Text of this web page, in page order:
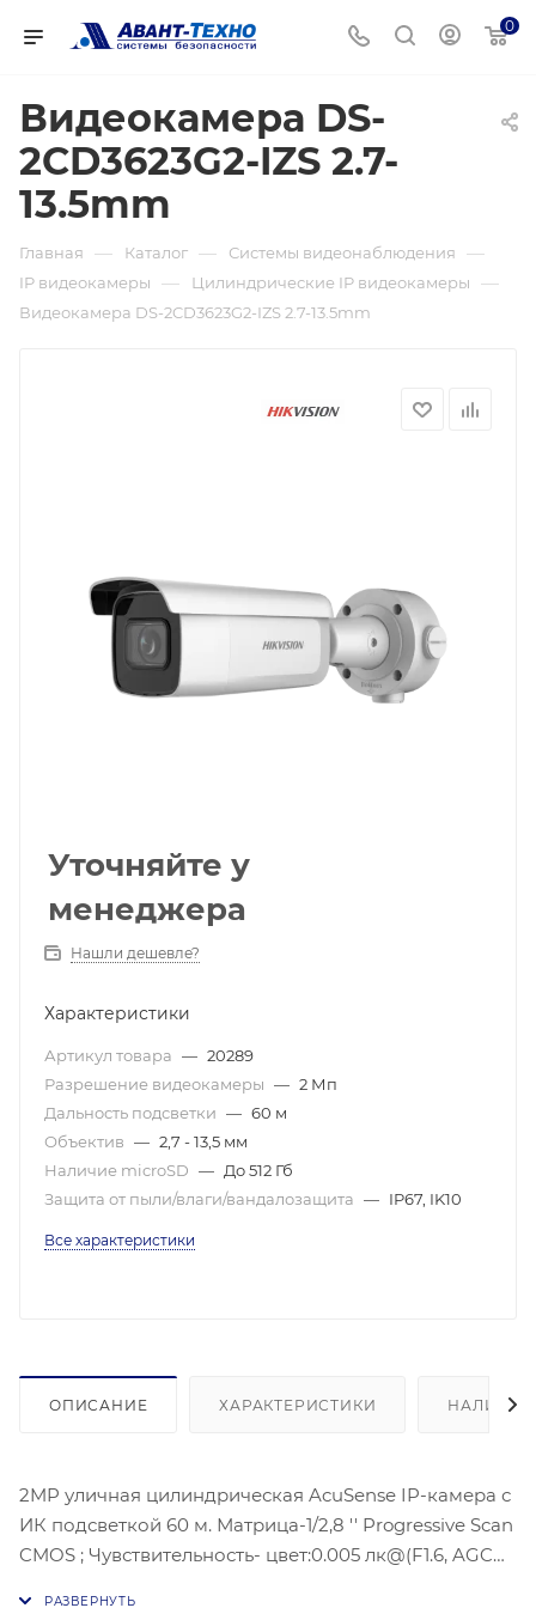
0
Видеокамера DS-
2CD3623G2-IZS 2.7-
13.5mm
Главная — Каталог — Системы видеонаблюдения —
IP видеокамеры — Цилиндрические IP видеокамеры —
Видеокамера DS-2CD3623G2-IZS 2.7-13.5mm
Уточняйте у
менеджера
Нашли дешевле?
Характеристики
Артикул товара — 20289
Разрешение видеокамеры — 2 Мп
Дальность подсветки — 60 м
Объектив — 2,7 - 13,5 мм
Наличие microSD — До 512 Гб
Защита от пыли/влаги/вандалозащита — IP67, IK10
Все характеристики
ОПИСАНИЕ ХАРАКТЕРИСТИКИ НАЛИЧИЕ
2MP уличная цилиндрическая AcuSense IP-камера с
ИК подсветкой 60 м. Матрица-1/2,8 '' Progressive Scan
CMOS ; Чувствительность- цвет:0.005 лк@(F1.6, AGC